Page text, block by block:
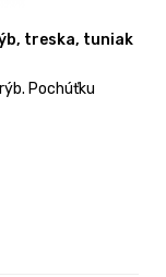
treska, tuniak
Pochúťku